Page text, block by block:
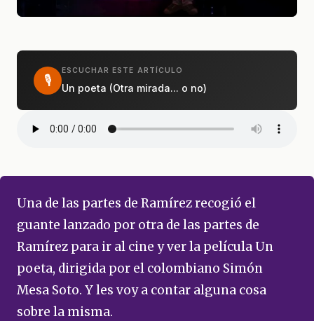
🎙
ESCUCHAR ESTE ARTÍCULO
Un poeta (Otra mirada... o no)
Una de las partes de Ramírez recogió el
guante lanzado por otra de las partes de
Ramírez para ir al cine y ver la película Un
poeta, dirigida por el colombiano Simón
Mesa Soto. Y les voy a contar alguna cosa
sobre la misma.